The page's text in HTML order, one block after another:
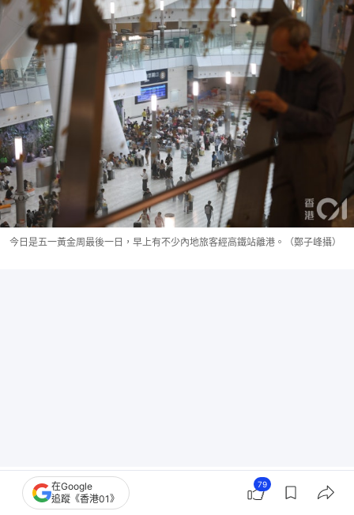
今日是五一黃金周最後一日，早上有不少內地旅客經高鐵站離港。（鄭子峰攝）
在Google
追蹤《香港01》
79